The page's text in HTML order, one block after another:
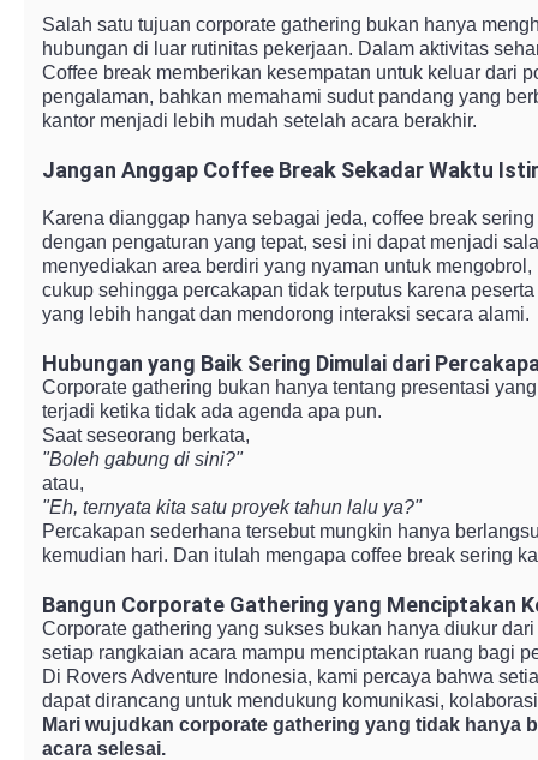
Salah satu tujuan corporate gathering bukan hanya
hubungan di luar rutinitas pekerjaan. Dalam aktivitas
Coffee break memberikan kesempatan untuk keluar dari
pengalaman, bahkan memahami sudut pandang yang
kantor menjadi lebih mudah setelah acara berakhir.
Jangan Anggap Coffee Break Sekadar Waktu
Karena dianggap hanya sebagai jeda, coffee break
dengan pengaturan yang tepat, sesi ini dapat menjadi
menyediakan area berdiri yang nyaman untuk
cukup sehingga percakapan tidak terputus karena
yang lebih hangat dan mendorong interaksi secara alami.
Hubungan yang Baik Sering Dimulai dari
Corporate gathering bukan hanya tentang presentasi
terjadi ketika tidak ada agenda apa pun.
Saat seseorang berkata,
"Boleh gabung di sini?"
atau,
"Eh, ternyata kita satu proyek tahun lalu ya?"
Percakapan sederhana tersebut mungkin hanya
kemudian hari. Dan itulah mengapa coffee break sering
Bangun Corporate Gathering yang Menciptakan
Corporate gathering yang sukses bukan hanya diukur
setiap rangkaian acara mampu menciptakan ruang bagi
Di Rovers Adventure Indonesia, kami percaya bahwa
dapat dirancang untuk mendukung komunikasi,
Mari wujudkan corporate gathering yang tidak hanya
acara selesai.